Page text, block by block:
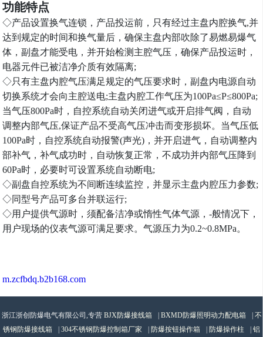
功能特点
◇产品设置换气连锁，产品投运前，只有经过主盘内腔换气,并
达到规定的时间和换气量后，确保主盘内部吹除了易燃易爆气
体，副盘才能受电，并开始检测主腔气压，确保产品投运时，
电器元件已被洁净介质有效隔离;
◇只有主盘内腔气压满足规定的气压要求时，副盘内电源自动
切换系统才会向主腔送电;主盘内腔工作气压为100Pa≤P≤800Pa;
当气压800Pa时，自控系统自动关闭进气或开启排气阀，自动
调整内部气压,保证产品不受高气压冲击而变形损坏。当气压低
100Pa时，自控系统自动报警(声光)，并开启进气，自动调整内
部补气，补气成功时，自动恢复正常，不成功并内部气压降到
60Pa时，必要时可设置系统自动断电;
◇副盘自控系统为不间断连续监控，并显示主盘内腔压力参数;
◇同型号产品可多台并联运行;
◇用户提供气源时，须配备洁净或惰性气体气源，-般情况下，
用户现场的仪表气源可满足要求。气源压力为0.2~0.8MPa。
m.zcfbdq.b2b168.com
浙江浙创防爆电气有限公司,专营 BJX防爆接线箱 BXMD防爆照明动力配电箱
不
锈钢防爆接线箱
304不锈钢防爆控制箱厂家 防爆按钮操作箱 防爆操作柱 铝